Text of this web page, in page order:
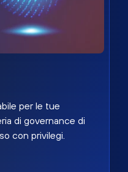
per le tue
di governance di
con privilegi.